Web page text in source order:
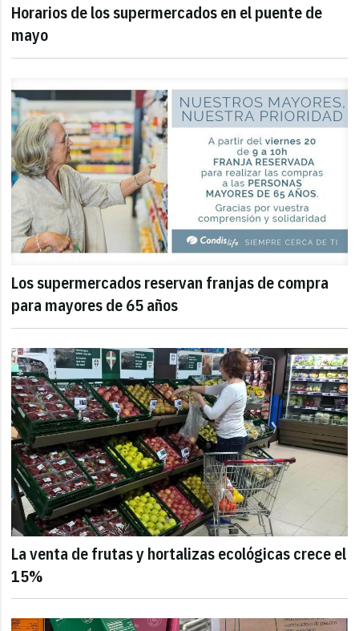
Horarios de los supermercados en el puente de
mayo
Los supermercados reservan franjas de compra
para mayores de 65 años
La venta de frutas y hortalizas ecológicas crece el
15%